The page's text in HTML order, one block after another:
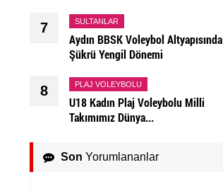
7 SULTANLAR
Aydın BBSK Voleybol Altyapısında
Şükrü Yengil Dönemi
8 PLAJ VOLEYBOLU
U18 Kadın Plaj Voleybolu Milli
Takımımız Dünya...
Son Yorumlananlar